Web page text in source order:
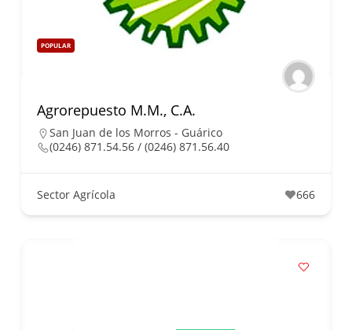
POPULAR
Agrorepuesto M.M., C.A.
San Juan de los Morros - Guárico
(0246) 871.54.56 / (0246) 871.56.40
Sector Agrícola 666